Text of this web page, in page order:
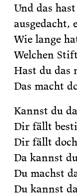
Und das
ausgedacht,
Wie lange
Welchen
Hast du das
Das macht
Kannst du
Dir fällt
Dir fällt
Da kannst
Du machst
Du kannst